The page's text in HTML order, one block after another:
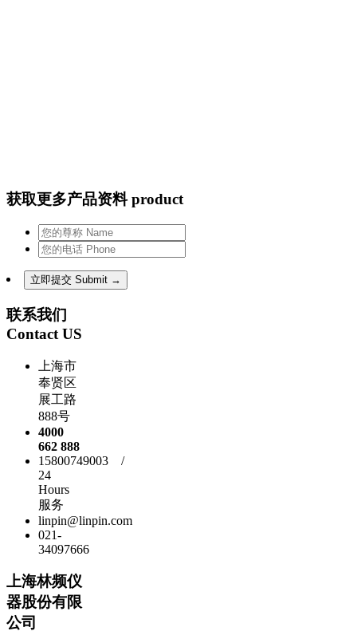
获取更多产品资料 product
联系我们
Contact US
上海市
奉贤区
展工路
888号
4000
662 888
15800749003 /
24
Hours
服务
linpin@linpin.com
021-
34097666
上海林频仪
器股份有限
公司